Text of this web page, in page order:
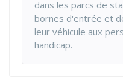
dans les parcs de
bornes d'entrée et
leur véhicule aux
handicap.